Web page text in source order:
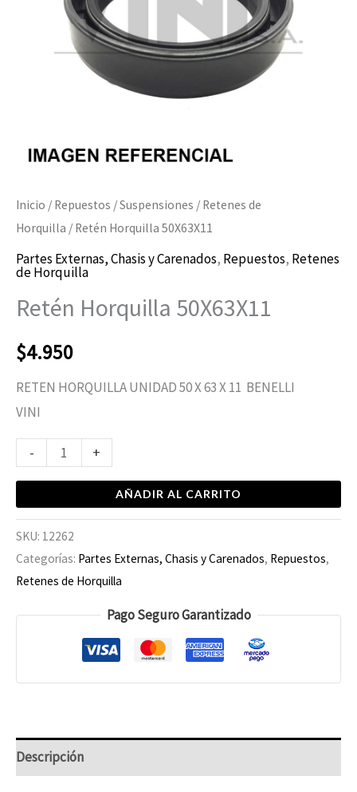
Inicio / Repuestos /Suspensiones / Retenes de
Horquilla / Retén Horquilla 50X63X11
Partes Externas, Chasis y Carenados, Repuestos, Retenes
de Horquilla
Retén Horquilla 50X63X11
$4.950
RETEN HORQUILLA UNIDAD 50 X 63 X 11 BENELLI
VINI
- +
AÑADIR AL CARRITO
SKU: 12262
Categorías: Partes Externas, Chasis y Carenados, Repuestos,
Retenes de Horquilla
Pago Seguro Garantizado
Descripción